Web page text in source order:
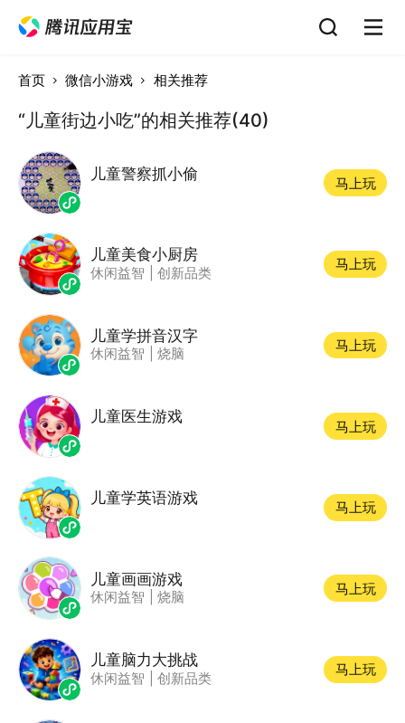
首页 微信小游戏 相关推荐
“儿童街边小吃”的相关推荐(40)
儿童警察抓小偷
马上玩
儿童美食小厨房
休闲益智 创新品类
马上玩
儿童学拼音汉字
休闲益智 烧脑
马上玩
儿童医生游戏
马上玩
儿童学英语游戏
马上玩
儿童画画游戏
休闲益智 烧脑
马上玩
儿童脑力大挑战
休闲益智 创新品类
马上玩